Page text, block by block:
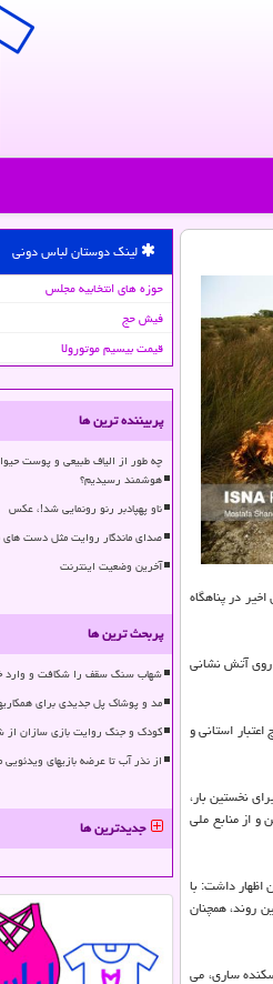
در پناهگاه
روی آتش نشانی
پیگیری های زیاد این اداره کل جهت خرید یک دستگاه لودر، متاسفانه همچنان پس از ۳ سال هیچ اعتبار استانی و
نخستین بار،
راه اندازی و برای ایجاد زیر ساختهای آن، مبلغ ۱۸ میلیاردریال تامین و از منابع ملی
اظهار داشت: با
روند، همچنان
ساری، می
لینک دوستان لباس دونی
حوزه های انتخابیه مجلس
فیش حج
قیمت بیسیم موتورولا
پربیننده ترین ها
چه طور از الیاف طبیعی و پوست
هوشمند رسیدیم؟
ناو پهپادبر رنو رونمایی شد!، عکس
صدای ماندگار روایت مثل دست
آخرین وضعیت اینترنت
پربحث ترین ها
شهاب سنگ سقف را شکافت و وارد
مد و پوشاک پل جدیدی برای
کودک و جنگ روایت بازی سازان
از نذر آب تا عرضه بازیهای ویدئویی
جدیدترین ها